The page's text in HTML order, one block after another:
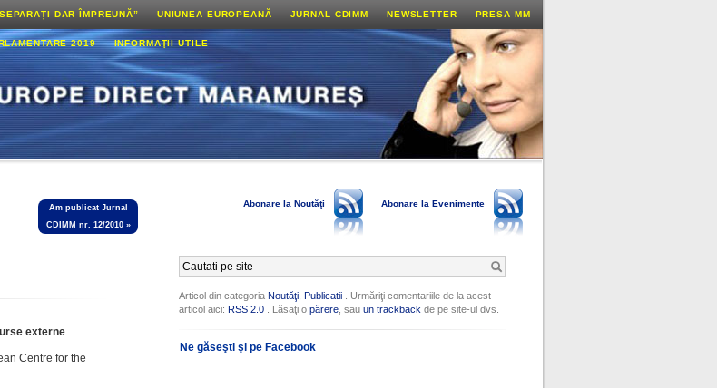
DAR ÎMPREUNĂ” UNIUNEA EUROPEANĂ JURNAL CDIMM NEWSLETTER PRESA MM
2019 INFORMAŢII UTILE
Am publicat Jurnal
CDIMM nr. 12/2010»
externe
Centre for the
Abonare la Noutăţi Abonare la Evenimente
Articol din categoriaNoutăţi ,Publicatii . Urmăriţi comentariile de la acest
articol aici:RSS 2.0 . Lăsaţi opărere , sauun trackbackde pe site-ul dvs.
Ne găseşti şi pe Facebook